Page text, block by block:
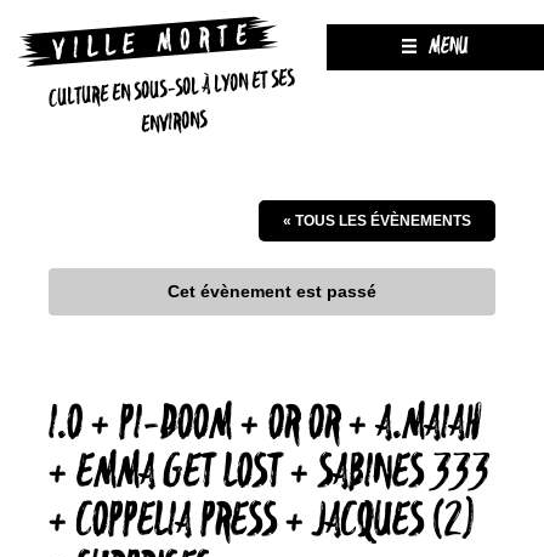
CULTURE EN SOUS-SOL À LYON ET SES
ENVIRONS
MENU
« TOUS LES ÉVÈNEMENTS
Cet évènement est passé
I.O + PI-DOOM + OR OR + A.MAIAH
+ EMMA GET LOST + SABINES 333
+ COPPELIA PRESS + JACQUES (2)